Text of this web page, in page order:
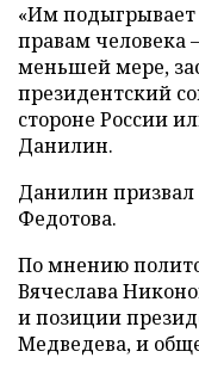
«Им подыгрывает
правам человека
меньшей мере,
президентский
стороне России
Данилин.
Данилин призвал
Федотова.
По мнению
Вячеслава
и позиции
Медведева, и